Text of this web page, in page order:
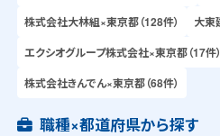
株式会社大林組×東京都（128件）
大東
エクシオグループ株式会社×東京都（17件）
株式会社きんでん×東京都（68件）
職種×都道府県から探す